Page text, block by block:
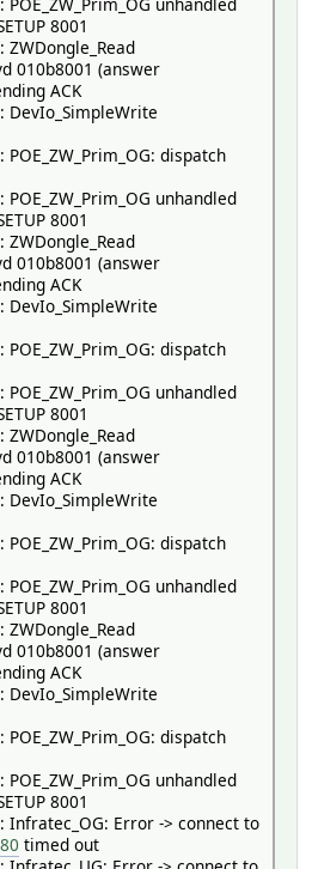
8001
010b8001 (answer
ACK
DevIo_SimpleWrite
dispatch
unhandled
8001
010b8001 (answer
ACK
DevIo_SimpleWrite
dispatch
unhandled
8001
010b8001 (answer
ACK
DevIo_SimpleWrite
dispatch
unhandled
8001
010b8001 (answer
ACK
DevIo_SimpleWrite
dispatch
unhandled
8001
Infratec_OG: Error -> connect to
timed out